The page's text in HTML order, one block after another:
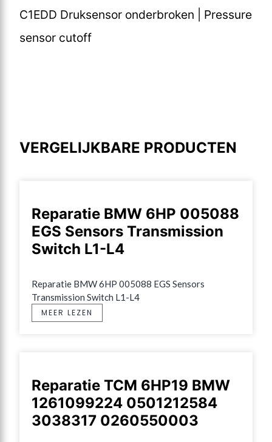
C1EDD Druksensor onderbroken | Pressure
sensor cutoff
VERGELIJKBARE PRODUCTEN
Reparatie BMW 6HP 005088
EGS Sensors Transmission
Switch L1-L4
Reparatie BMW 6HP 005088 EGS Sensors
Transmission Switch L1-L4
MEER LEZEN
Reparatie TCM 6HP19 BMW
1261099224 0501212584
3038317 0260550003